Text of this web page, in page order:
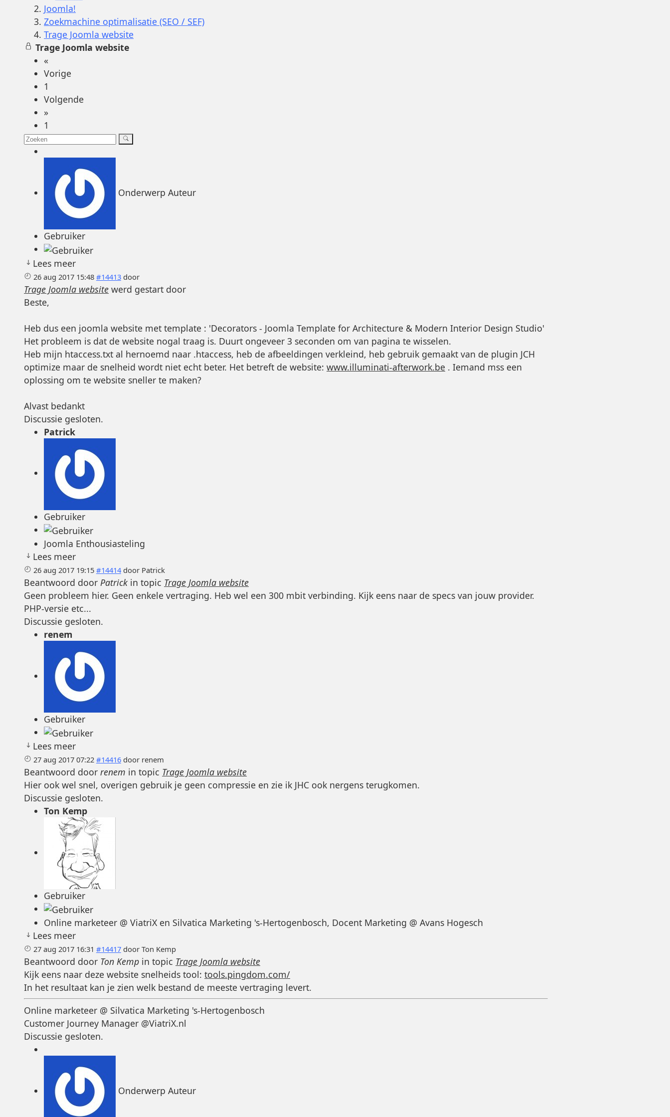
Joomla!
Zoekmachine optimalisatie (SEO / SEF)
Trage Joomla website
Trage Joomla website
«
Vorige
1
Volgende
»
1
Onderwerp Auteur
Gebruiker
Lees meer
26 aug 2017 15:48 #14413 door
Trage Joomla website werd gestart door
Beste,
Heb dus een joomla website met template : 'Decorators - Joomla Template for Architecture & Modern Interior Design Studio'
Het probleem is dat de website nogal traag is. Duurt ongeveer 3 seconden om van pagina te wisselen.
Heb mijn htaccess.txt al hernoemd naar .htaccess, heb de afbeeldingen verkleind, heb gebruik gemaakt van de plugin JCH
optimize maar de snelheid wordt niet echt beter. Het betreft de website:www.illuminati-afterwork.be . Iemand mss een
oplossing om te website sneller te maken?
Alvast bedankt
Discussie gesloten.
Patrick
Gebruiker
Joomla Enthousiasteling
Lees meer
26 aug 2017 19:15 #14414 door Patrick
Beantwoord doorPatrick in topic Trage Joomla website
Geen probleem hier. Geen enkele vertraging. Heb wel een 300 mbit verbinding. Kijk eens naar de specs van jouw provider.
PHP-versie etc...
Discussie gesloten.
renem
Gebruiker
Lees meer
27 aug 2017 07:22 #14416 door renem
Beantwoord doorrenem in topic Trage Joomla website
Hier ook wel snel, overigen gebruik je geen compressie en zie ik JHC ook nergens terugkomen.
Discussie gesloten.
Ton Kemp
Gebruiker
Online marketeer @ ViatriX en Silvatica Marketing 's-Hertogenbosch, Docent Marketing @ Avans Hogesch
Lees meer
27 aug 2017 16:31 #14417 door Ton Kemp
Beantwoord door Ton Kemp in topic Trage Joomla website
Kijk eens naar deze website snelheids tool:tools.pingdom.com/
In het resultaat kan je zien welk bestand de meeste vertraging levert.
Online marketeer @ Silvatica Marketing 's-Hertogenbosch
Customer Journey Manager @ViatriX.nl
Discussie gesloten.
Onderwerp Auteur